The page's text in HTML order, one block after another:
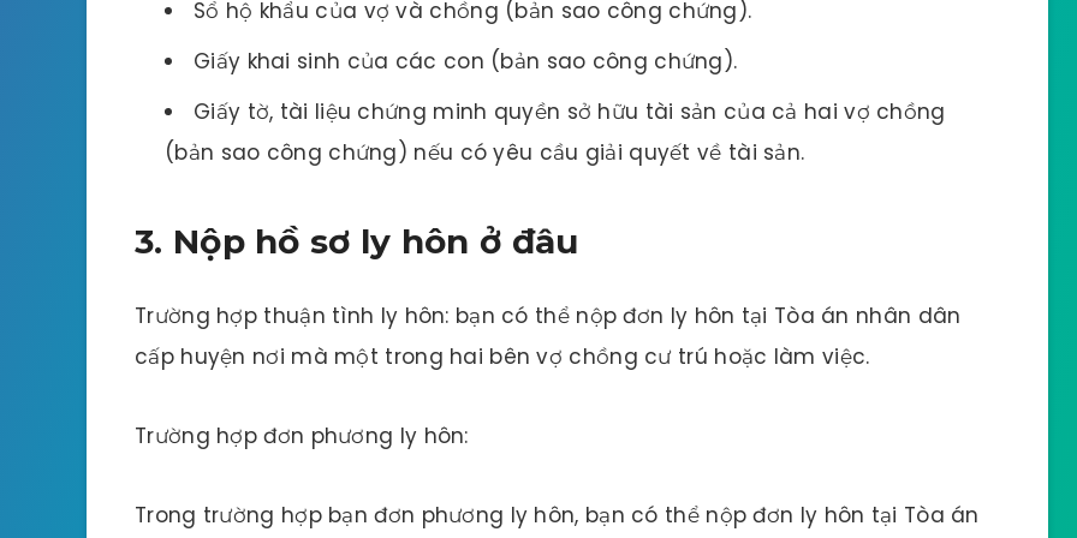
Sổ hộ khẩu của vợ và chồng (bản sao công chứng).
Giấy khai sinh của các con (bản sao công chứng).
Giấy tờ, tài liệu chứng minh quyền sở hữu tài sản của cả hai vợ chồng
(bản sao công chứng) nếu có yêu cầu giải quyết về tài sản.
3. Nộp hồ sơ ly hôn ở đâu
Trường hợp thuận tình ly hôn: bạn có thể nộp đơn ly hôn tại Tòa án nhân dân
cấp huyện nơi mà một trong hai bên vợ chồng cư trú hoặc làm việc.
Trường hợp đơn phương ly hôn:
Trong trường hợp bạn đơn phương ly hôn, bạn có thể nộp đơn ly hôn tại Tòa án